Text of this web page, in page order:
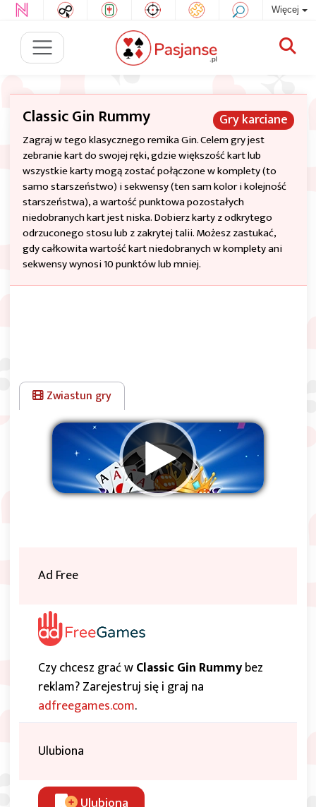
Więcej
Gry karciane
Classic Gin Rummy
Zagraj w tego klasycznego remika Gin. Celem gry jest
zebranie kart do swojej ręki, gdzie większość kart lub
wszystkie karty mogą zostać połączone w komplety (to
samo starszeństwo) i sekwensy (ten sam kolor i kolejność
starszeństwa), a wartość punktowa pozostałych
niedobranych kart jest niska. Dobierz karty z odkrytego
odrzuconego stosu lub z zakrytej talii. Możesz zastukać,
gdy całkowita wartość kart niedobranych w komplety ani
sekwensy wynosi 10 punktów lub mniej.
Zwiastun gry
Ad Free
Czy chcesz grać wClassic Gin Rummybez
reklam? Zarejestruj się i graj na
adfreegames.com.
Ulubiona